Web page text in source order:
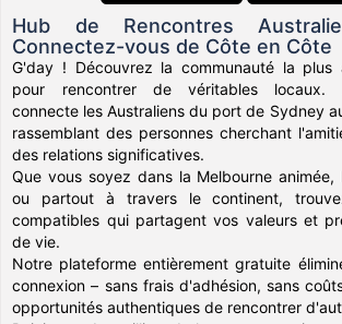
Hub de Rencontres
Connectez-vous de Côte en Côte
G'day ! Découvrez la communauté la plus
pour rencontrer de véritables locaux.
connecte les Australiens du port de Sydney
rassemblant des personnes cherchant
des relations significatives.
Que vous soyez dans la Melbourne
ou partout à travers le continent,
compatibles qui partagent vos valeurs et
de vie.
Notre plateforme entièrement gratuite
connexion – sans frais d'adhésion, sans
opportunités authentiques de rencontrer